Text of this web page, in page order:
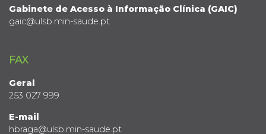
Gabinete de Acesso à Informação Clínica (GAIC)
gaic@ulsb.min-saude.pt
FAX
Geral
253 027 999
E-mail
hbraga@ulsb.min-saude.pt